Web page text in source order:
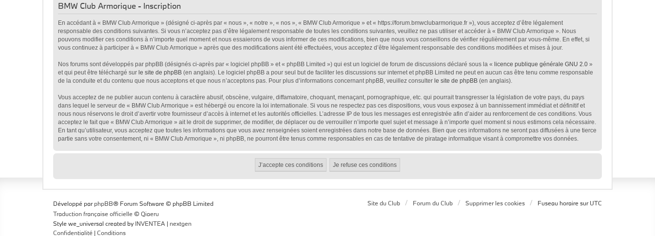
BMW Club Armorique - Inscription
En accédant à « BMW Club Armorique » (désigné ci-après par « nous », « notre », « nos », « BMW Club Armorique » et « https://forum.bmwclubarmorique.fr »), vous acceptez d’être légalement
responsable des conditions suivantes. Si vous n’acceptez pas d’être légalement responsable de toutes les conditions suivantes, veuillez ne pas utiliser et accéder à « BMW Club Armorique ». Nous
pouvons modifier ces conditions à n’importe quel moment et nous essaierons de vous informer de ces modifications, bien que nous vous conseillons de vérifier régulièrement par vous-même. En effet, si
vous continuez à participer à « BMW Club Armorique » après que des modifications aient été effectuées, vous acceptez d’être légalement responsable des conditions modifiées et mises à jour.
Nos forums sont développés par phpBB (désignés ci-après par « logiciel phpBB » et « phpBB Limited ») qui est un logiciel de forum de discussions déclaré sous la « licence publique générale GNU 2.0 »
et qui peut être téléchargé sur le site de phpBB (en anglais). Le logiciel phpBB a pour seul but de faciliter les discussions sur internet et phpBB Limited ne peut en aucun cas être tenu comme responsable
de la conduite et du contenu que nous acceptons et que nous n’acceptons pas. Pour plus d’informations concernant phpBB, veuillez consulter le site de phpBB (en anglais).
Vous acceptez de ne publier aucun contenu à caractère abusif, obscène, vulgaire, diffamatoire, choquant, menaçant, pornographique, etc. qui pourrait transgresser la législation de votre pays, du pays
dans lequel le serveur de « BMW Club Armorique » est hébergé ou encore la loi internationale. Si vous ne respectez pas ces dispositions, vous vous exposez à un bannissement immédiat et définitif et
nous nous réservons le droit d’avertir votre fournisseur d’accès à internet et les autorités officielles. L’adresse IP de tous les messages est enregistrée afin d’aider au renforcement de ces conditions. Vous
acceptez le fait que « BMW Club Armorique » ait le droit de supprimer, de modifier, de déplacer ou de verrouiller n’importe quel sujet et message à n’importe quel moment si nous estimons cela nécessaire.
En tant qu’utilisateur, vous acceptez que toutes les informations que vous avez renseignées soient enregistrées dans notre base de données. Bien que ces informations ne seront pas diffusées à une tierce
partie sans votre consentement, ni « BMW Club Armorique », ni phpBB, ne pourront être tenus comme responsables en cas de tentative de piratage informatique visant à compromettre vos données.
Site du Club Forum du Club Supprimer les cookies Fuseau horaire surUTC
Développé parphpBB® Forum Software © phpBB Limited
Traduction française officielle ©Qiaeru
Style we_universal created byINVENTEA | nextgen
Confidentialité | Conditions